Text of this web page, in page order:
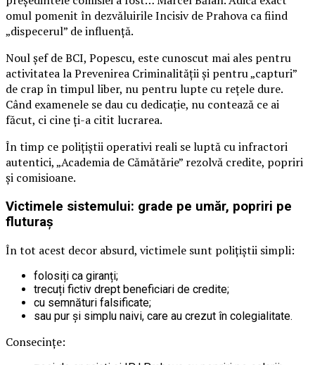
omul pomenit în dezvăluirile Incisiv de Prahova ca fiind
„dispecerul” de influență.
Noul șef de BCI, Popescu, este cunoscut mai ales pentru
activitatea la Prevenirea Criminalității și pentru „capturi”
de crap în timpul liber, nu pentru lupte cu rețele dure.
Când examenele se dau cu dedicație, nu contează ce ai
făcut, ci cine ți-a citit lucrarea.
În timp ce polițiștii operativi reali se luptă cu infractori
autentici, „Academia de Cămătărie” rezolvă credite, popriri
și comisioane.
Victimele sistemului: grade pe umăr, popriri pe
fluturaș
În tot acest decor absurd, victimele sunt polițiștii simpli:
folosiți ca giranți;
trecuți fictiv drept beneficiari de credite;
cu semnături falsificate;
sau pur și simplu naivi, care au crezut în colegialitate.
Consecințe: